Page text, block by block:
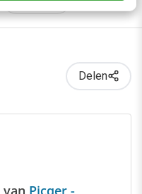
Delen
van Picqer -